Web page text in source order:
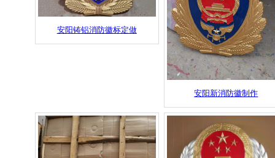
安阳铸铝消防徽标定做
安阳新消防徽制作